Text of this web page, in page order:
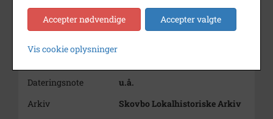
Malerklemmens thehandel
Dateringsnote
u.å.
Arkiv
Skovbo Lokalhistoriske Arkiv
Accepter nødvendige Accepter valgte
Vis cookie oplysninger